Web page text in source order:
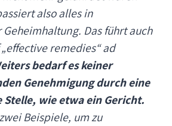
also alles in
Das führt auch
remedies“ ad
bedarf es keiner
Genehmigung durch eine
Stelle, wie etwa ein Gericht.
Beispiele, um zu